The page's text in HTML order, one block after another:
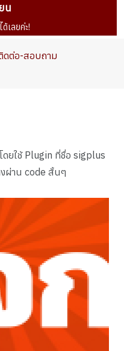
น
เลยค่ะ!
ดต่อ-สอบถาม
ดยใช้ Plugin ที่ชื่อ sigplus
ผ่าน code สั้นๆ